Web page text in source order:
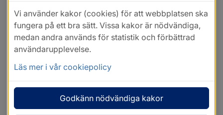
Vi använder kakor (cookies) för att webbplatsen ska
fungera på ett bra sätt. Vissa kakor är nödvändiga,
medan andra används för statistik och förbättrad
användarupplevelse.
Läs mer i vår cookiepolicy
Godkänn nödvändiga kakor